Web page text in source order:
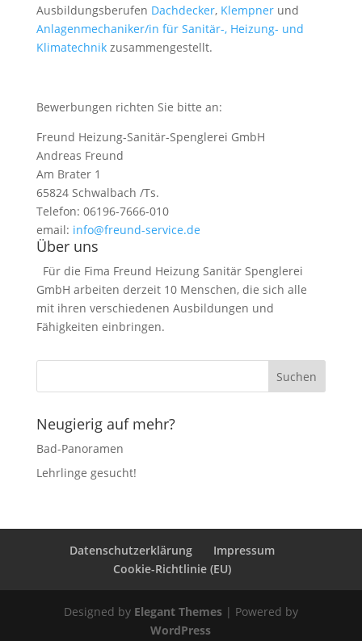
Ausbildungsberufen Dachdecker, Klempner und
Anlagenmechaniker/in für Sanitär-, Heizung- und
Klimatechnikzusammengestellt.
Bewerbungen richten Sie bitte an:
Freund Heizung-Sanitär-Spenglerei GmbH
Andreas Freund
Am Brater 1
65824 Schwalbach /Ts.
Telefon: 06196-7666-010
email: info@freund-service.de
Über uns
Für die Fima Freund Heizung Sanitär Spenglerei
GmbH arbeiten derzeit 10 Menschen, die sich alle
mit ihren verschiedenen Ausbildungen und
Fähigkeiten einbringen.
Neugierig auf mehr?
Bad-Panoramen
Lehrlinge gesucht!
Datenschutzerklärung
Impressum
Cookie-Richtlinie (EU)
Designed by Elegant Themes| Powered by
WordPress